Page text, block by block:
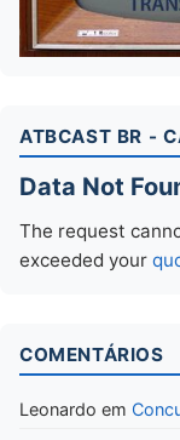
ATBCAST BR -
Data Not
The request
exceeded your
COMENTÁRIOS
Leonardo em